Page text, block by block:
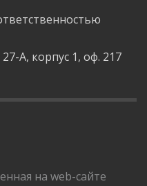
А, корпус 1, оф. 217
на web-сайте